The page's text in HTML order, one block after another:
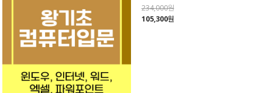
234,000원
105,300원